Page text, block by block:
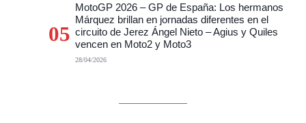
05
MotoGP 2026 – GP de España: Los hermanos
Márquez brillan en jornadas diferentes en el
circuito de Jerez Ángel Nieto – Agius y Quiles
vencen en Moto2 y Moto3
28/04/2026